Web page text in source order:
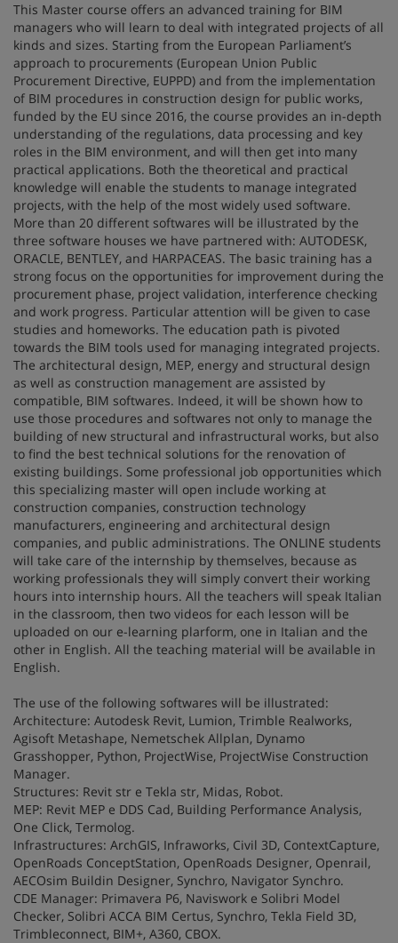
This Master course offers an advanced training for BIM
managers who will learn to deal with integrated projects of all
kinds and sizes. Starting from the European Parliament’s
approach to procurements (European Union Public
Procurement Directive, EUPPD) and from the implementation
of BIM procedures in construction design for public works,
funded by the EU since 2016, the course provides an in-depth
understanding of the regulations, data processing and key
roles in the BIM environment, and will then get into many
practical applications. Both the theoretical and practical
knowledge will enable the students to manage integrated
projects, with the help of the most widely used software.
More than 20 different softwares will be illustrated by the
three software houses we have partnered with: AUTODESK,
ORACLE, BENTLEY, and HARPACEAS. The basic training has a
strong focus on the opportunities for improvement during the
procurement phase, project validation, interference checking
and work progress. Particular attention will be given to case
studies and homeworks. The education path is pivoted
towards the BIM tools used for managing integrated projects.
The architectural design, MEP, energy and structural design
as well as construction management are assisted by
compatible, BIM softwares. Indeed, it will be shown how to
use those procedures and softwares not only to manage the
building of new structural and infrastructural works, but also
to find the best technical solutions for the renovation of
existing buildings. Some professional job opportunities which
this specializing master will open include working at
construction companies, construction technology
manufacturers, engineering and architectural design
companies, and public administrations. The ONLINE students
will take care of the internship by themselves, because as
working professionals they will simply convert their working
hours into internship hours. All the teachers will speak Italian
in the classroom, then two videos for each lesson will be
uploaded on our e-learning plarform, one in Italian and the
other in English. All the teaching material will be available in
English.
The use of the following softwares will be illustrated:
Architecture: Autodesk Revit, Lumion, Trimble Realworks,
Agisoft Metashape, Nemetschek Allplan, Dynamo
Grasshopper, Python, ProjectWise, ProjectWise Construction
Manager.
Structures: Revit str e Tekla str, Midas, Robot.
MEP: Revit MEP e DDS Cad, Building Performance Analysis,
One Click, Termolog.
Infrastructures: ArchGIS, Infraworks, Civil 3D, ContextCapture,
OpenRoads ConceptStation, OpenRoads Designer, Openrail,
AECOsim Buildin Designer, Synchro, Navigator Synchro.
CDE Manager: Primavera P6, Naviswork e Solibri Model
Checker, Solibri ACCA BIM Certus, Synchro, Tekla Field 3D,
Trimbleconnect, BIM+, A360, CBOX.